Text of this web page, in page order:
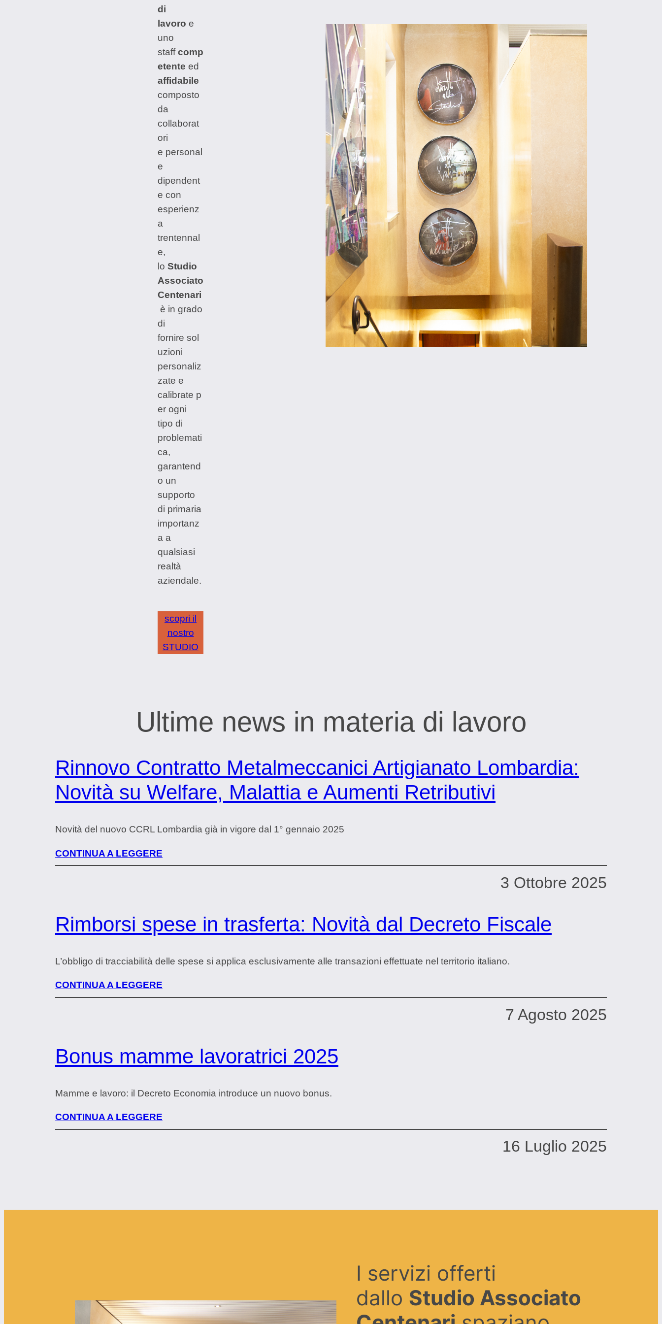
di
lavoro e
uno
staffcomp
etente ed
affidabile
composto
da
collaborat
ori
e personal
e
dipendent
e con
esperienz
a
trentennal
e,
lo Studio
Associato
Centenari
è in grado
di
fornire sol
uzioni
personaliz
zate e
calibrate p
er ogni
tipo di
problemati
ca,
garantend
o un
supporto
di primaria
importanz
a a
qualsiasi
realtà
aziendale.
scopri il
nostro
STUDIO
Ultime news in materia di lavoro
Rinnovo Contratto Metalmeccanici Artigianato Lombardia:
Novità su Welfare, Malattia e Aumenti Retributivi
Novità del nuovo CCRL Lombardia già in vigore dal 1° gennaio 2025
CONTINUA A LEGGERE
3 Ottobre 2025
Rimborsi spese in trasferta: Novità dal Decreto Fiscale
L’obbligo di tracciabilità delle spese si applica esclusivamente alle transazioni effettuate nel territorio italiano.
CONTINUA A LEGGERE
7 Agosto 2025
Bonus mamme lavoratrici 2025
Mamme e lavoro: il Decreto Economia introduce un nuovo bonus.
CONTINUA A LEGGERE
16 Luglio 2025
I servizi offerti
dallo Studio Associato